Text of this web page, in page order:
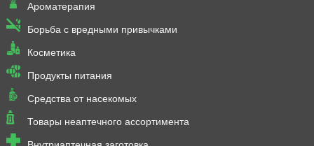
Ароматерапия
Борьба с вредными привычками
Косметика
Продукты питания
Средства от насекомых
Товары неаптечного ассортимента